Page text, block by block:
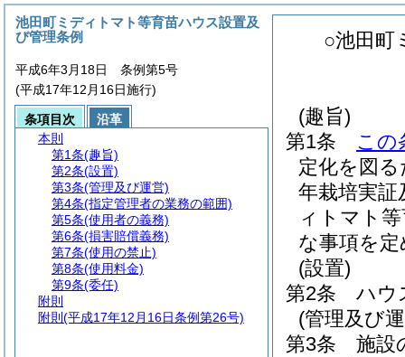
○池田町
(趣旨)
第1条
この
定化を図
年栽培実
ィトマト
な事項を
(設置)
第2条
ハウ
(管理及び
第3条
施設
池田町ミディトマト等育苗ハウス設置及
び管理条例
平成6年3月18日 条例第5号
(平成17年12月16日施行)
条項目次
沿革
本則
第1条(趣旨)
第2条(設置)
第3条(管理及び運営)
第4条(指定管理者の業務の範囲)
第5条(使用者の義務)
第6条(損害賠償義務)
第7条(使用の禁止)
第8条(使用料金)
第9条(委任)
附則
附則 (平成17年12月16日条例第26号)